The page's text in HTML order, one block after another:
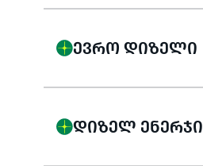
ᲔᲕᲠᲝ ᲓᲘᲖᲔᲚᲘ
ᲓᲘᲖᲔᲚ ᲔᲜᲔᲠᲯᲘ